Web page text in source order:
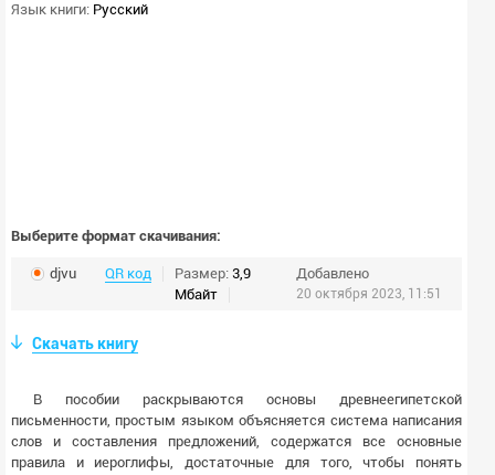
Язык книги: Русский
Выберите формат скачивания:
djvu QR код Размер: 3,9
Мбайт
Добавлено
20 октября 2023, 11:51
Скачать книгу
В пособии раскрываются основы древнеегипетской
письменности, простым языком объясняется система написания
слов и составления предложений, содержатся все основные
правила и иероглифы, достаточные для того, чтобы понять